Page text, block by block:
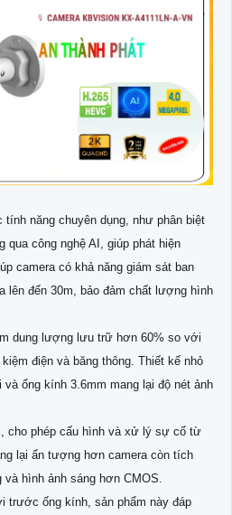
năng chuyên dụng, như phân biệt
qua công nghệ AI, giúp phát hiện
camera có khả năng giám sát ban
lên đến 30m, bảo đảm chất lượng hình
dung lượng lưu trữ hơn 60% so với
điện và băng thông. Thiết kế nhỏ
ống kính 3.6mm mang lại độ nét ảnh
cho phép cấu hình và xử lý sự cố từ
lại ấn tượng hơn camera còn tích
hình ảnh sáng hơn CMOS.
trước ống kính, sản phẩm này đáp